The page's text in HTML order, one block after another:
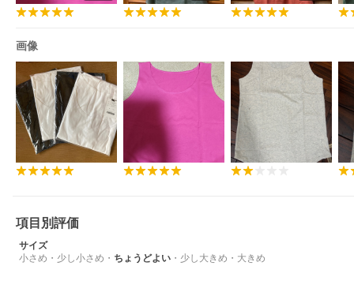
画像
項目別評価
サイズ
小さめ ・ 少し小さめ ・ ちょうどよい ・ 少し大きめ ・ 大きめ